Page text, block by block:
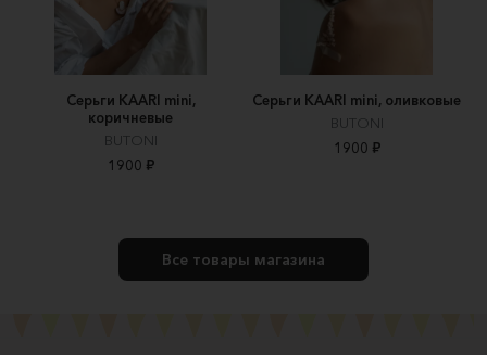
Серьги KAARI mini,
коричневые
BUTONI
1900 ₽
Серьги KAARI mini, оливковые
BUTONI
1900 ₽
Все товары магазина